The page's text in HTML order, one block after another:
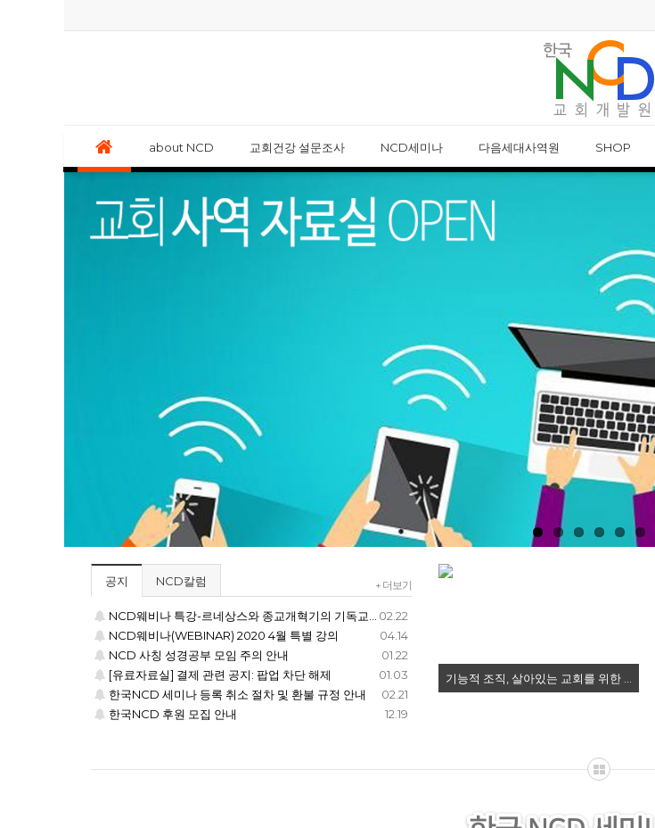
NCD 사칭 성경공부 모임
about NCD 교회건강 설문조사 NCD세미나 다음세대사역원 SHOP
공지 NCD칼럼 + 더보기
02.22
NCD웨비나 특강-르네상스와 종교개혁기의 기독교미술
04.14
NCD웨비나(WEBINAR) 2020 4월 특별 강의
01.22
NCD 사칭 성경공부 모임 주의 안내
01.03
[유료자료실] 결제 관련 공지: 팝업 차단 해제
02.21
한국NCD 세미나 등록 취소 절차 및 환불 규정 안내
12.19
한국NCD 후원 모집 안내
소그룹리더 집중훈련" 1회차…
기능적 조직, 살아있는 교회를 위한 …